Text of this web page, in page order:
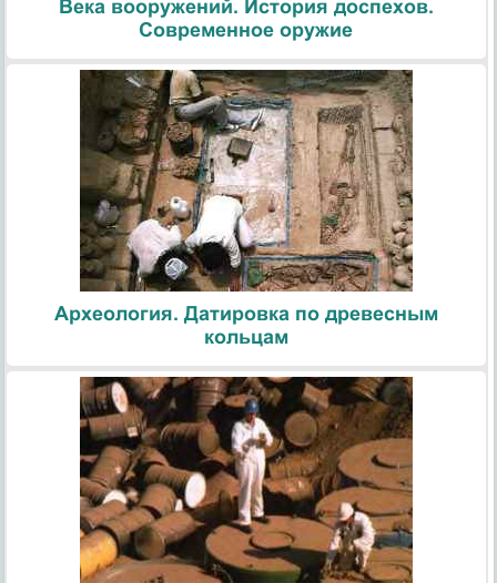
Века вооружений. История доспехов.
Современное оружие
Археология. Датировка по древесным
кольцам